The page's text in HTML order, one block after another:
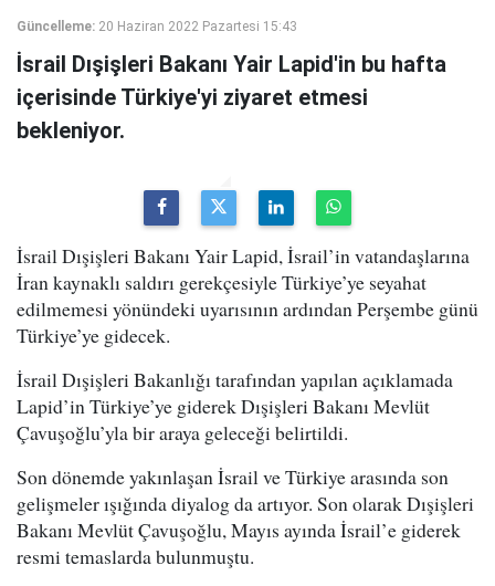
Güncelleme: 20 Haziran 2022 Pazartesi 15:43
İsrail Dışişleri Bakanı Yair Lapid'in bu hafta
içerisinde Türkiye'yi ziyaret etmesi
bekleniyor.
İsrail Dışişleri Bakanı Yair Lapid, İsrail’in vatandaşlarına
İran kaynaklı saldırı gerekçesiyle Türkiye’ye seyahat
edilmemesi yönündeki uyarısının ardından Perşembe günü
Türkiye’ye gidecek.
İsrail Dışişleri Bakanlığı tarafından yapılan açıklamada
Lapid’in Türkiye’ye giderek Dışişleri Bakanı Mevlüt
Çavuşoğlu’yla bir araya geleceği belirtildi.
Son dönemde yakınlaşan İsrail ve Türkiye arasında son
gelişmeler ışığında diyalog da artıyor. Son olarak Dışişleri
Bakanı Mevlüt Çavuşoğlu, Mayıs ayında İsrail’e giderek
resmi temaslarda bulunmuştu.